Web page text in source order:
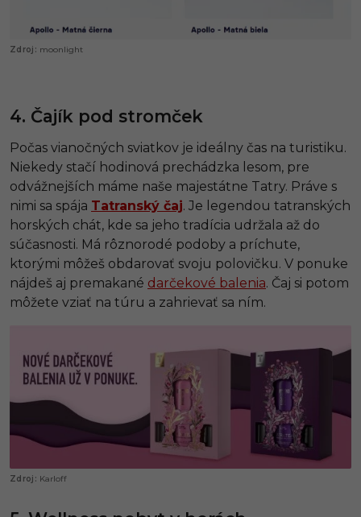
moonlight
4. Čajík pod stromček
Počas vianočných sviatkov je ideálny čas na turistiku.
Niekedy stačí hodinová prechádzka lesom, pre
odvážnejších máme naše majestátne Tatry. Práve s
nimi sa spája Tatranský čaj. Je legendou tatranských
horských chát, kde sa jeho tradícia udržala až do
súčasnosti. Má rôznorodé podoby a príchute,
ktorými môžeš obdarovať svoju polovičku. V ponuke
nájdeš aj premakané darčekové balenia. Čaj si potom
môžete vziať na túru a zahrievať sa ním.
Karloff